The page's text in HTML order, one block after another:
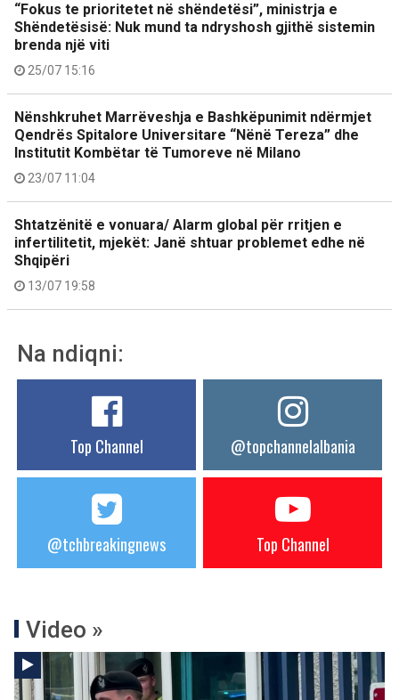
“Fokus te prioritetet në shëndetësi”, ministrja e
Shëndetësisë: Nuk mund ta ndryshosh gjithë sistemin
brenda një viti
25/07 15:16
Nënshkruhet Marrëveshja e Bashkëpunimit ndërmjet
Qendrës Spitalore Universitare “Nënë Tereza” dhe
Institutit Kombëtar të Tumoreve në Milano
23/07 11:04
Shtatzënitë e vonuara/ Alarm global për rritjen e
infertilitetit, mjekët: Janë shtuar problemet edhe në
Shqipëri
13/07 19:58
Na ndiqni:
Top Channel @topchannelalbania
@tchbreakingnews Top Channel
Video »